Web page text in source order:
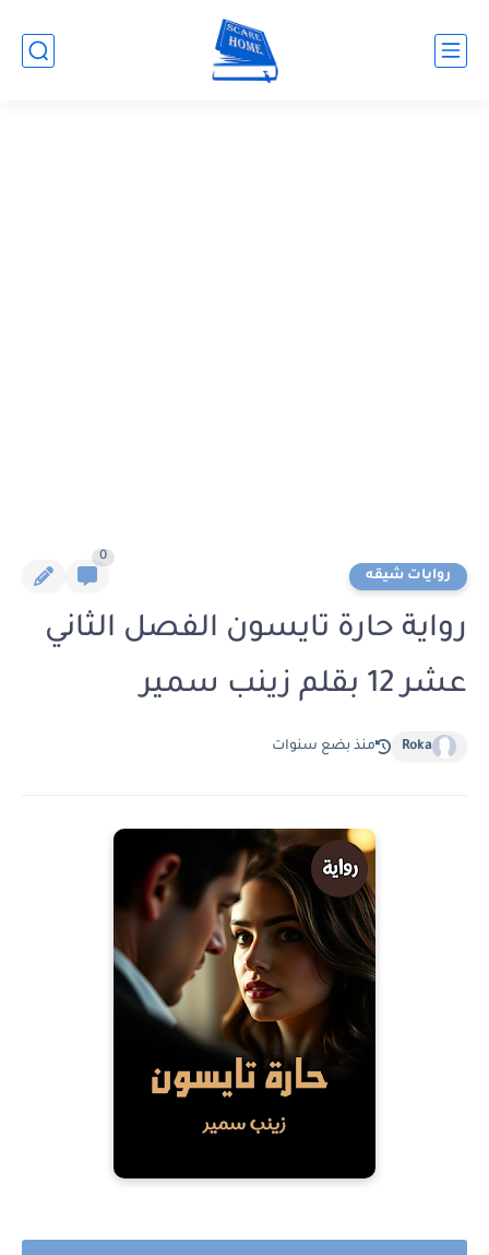
روايات شيقه
0
رواية حارة تايسون الفصل الثاني
عشر 12 بقلم زينب سمير
Roka منذ بضع سنوات